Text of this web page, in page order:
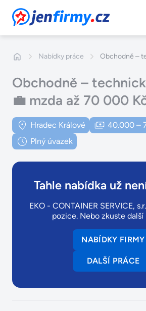
JenFirmy.cz
Nabídky práce Obchodně –
Obchodně –
💼 mzda až 70 000
Hradec Králové
40.000 –
Plný úvazek
Tahle nabídka už
EKO - CONTAINER SERVICE,
pozice. Nebo zkuste další
NABÍDKY FIRMY
DALŠÍ PRÁCE